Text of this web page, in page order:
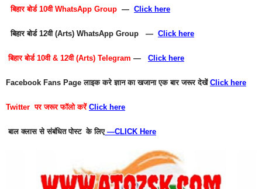
बिहार बोर्ड 10वी WhatsApp Group — Click here
बिहार बोर्ड 12वी (Arts) WhatsApp Group — Click here
बिहार बोर्ड 10वी & 12वी (Arts) Telegram — Click here
Facebook Fans Page लाइक करे ज्ञान का खजाना एक बार जरूर देखें Click here
Twitter पर जरूर फॉलो करें Click here
बाल क्लास से संबंधित पोस्ट के लिए—CLICK Here